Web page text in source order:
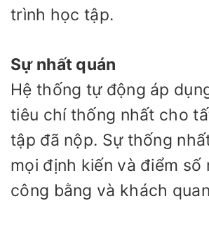
trình học tập.
Sự nhất quán
Hệ thống tự động áp
tiêu chí thống nhất cho
tập đã nộp. Sự thống
mọi định kiến và điểm số
công bằng và khách